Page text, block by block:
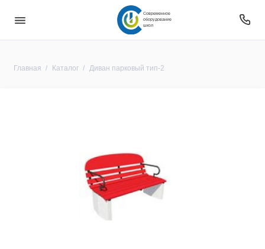
Современное
оборудование
школ
Главная Каталог Диван парковый тип-2